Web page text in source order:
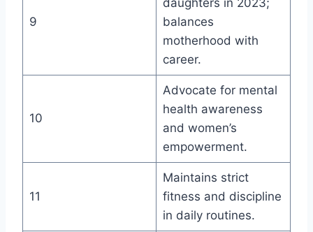
9
balances
motherhood with
career.
10
Advocate for mental
health awareness
and women’s
empowerment.
11
Maintains strict
fitness and discipline
in daily routines.